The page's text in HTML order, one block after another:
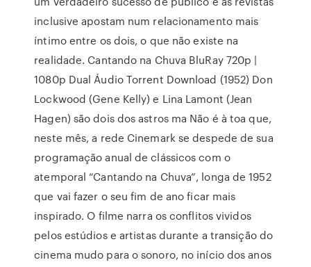
inclusive apostam num relacionamento mais
íntimo entre os dois, o que não existe na
realidade. Cantando na Chuva BluRay 720p |
1080p Dual Áudio Torrent Download (1952) Don
Lockwood (Gene Kelly) e Lina Lamont (Jean
Hagen) são dois dos astros ma Não é à toa que,
neste mês, a rede Cinemark se despede de sua
programação anual de clássicos com o
atemporal “Cantando na Chuva”, longa de 1952
que vai fazer o seu fim de ano ficar mais
inspirado. O filme narra os conflitos vividos
pelos estúdios e artistas durante a transição do
cinema mudo para o sonoro, no início dos anos